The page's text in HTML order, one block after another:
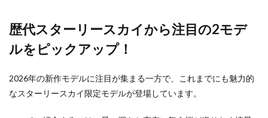
歴代スターリースカイから注目の2モデ
ルをピックアップ！
2026年の新作モデルに注目が集まる一方で、これまでにも魅力的
なスターリースカイ限定モデルが登場しています。